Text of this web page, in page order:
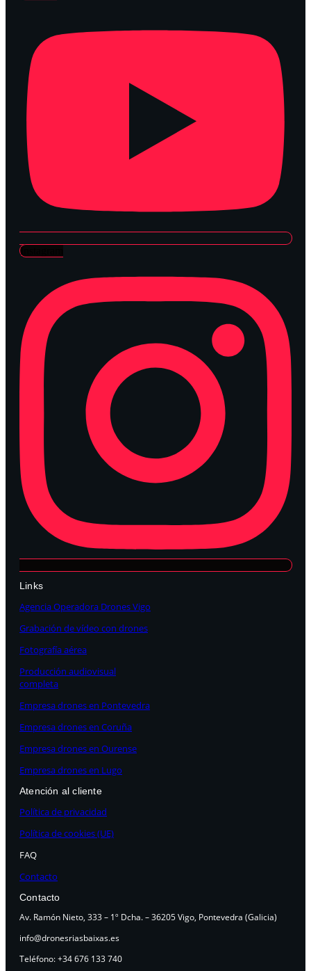
Instagram
Links
Agencia Operadora Drones Vigo
Grabación de vídeo con drones
Fotografía aérea
Producción audiovisual
completa
Empresa drones en Pontevedra
Empresa drones en Coruña
Empresa drones en Ourense
Empresa drones en Lugo
Atención al cliente
Política de privacidad
Política de cookies (UE)
FAQ
Contacto
Contacto
Av. Ramón Nieto, 333 – 1º Dcha. – 36205 Vigo, Pontevedra (Galicia)
info@dronesriasbaixas.es
Teléfono: +34 676 133 740